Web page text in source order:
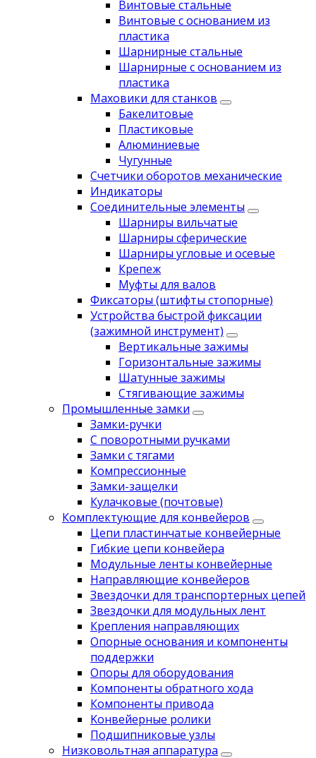
Винтовые стальные
Винтовые с основанием из
пластика
Шарнирные стальные
Шарнирные с основанием из
пластика
Маховики для станков
Бакелитовые
Пластиковые
Алюминиевые
Чугунные
Счетчики оборотов механические
Индикаторы
Соединительные элементы
Шарниры вильчатые
Шарниры сферические
Шарниры угловые и осевые
Крепеж
Муфты для валов
Фиксаторы (штифты стопорные)
Устройства быстрой фиксации
(зажимной инструмент)
Вертикальные зажимы
Горизонтальные зажимы
Шатунные зажимы
Стягивающие зажимы
Промышленные замки
Замки-ручки
С поворотными ручками
Замки с тягами
Компрессионные
Замки-защелки
Кулачковые (почтовые)
Комплектующие для конвейеров
Цепи пластинчатые конвейерные
Гибкие цепи конвейера
Модульные ленты конвейерные
Направляющие конвейеров
Звездочки для транспортерных цепей
Звездочки для модульных лент
Крепления направляющих
Опорные основания и компоненты
поддержки
Опоры для оборудования
Компоненты обратного хода
Компоненты привода
Koнвейерныe pолики
Подшипниковые узлы
Низковольтная аппаратура